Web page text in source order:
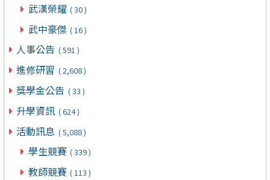
武漢榮耀 ( 30 )
武中豪傑 ( 16 )
人事公告 ( 591 )
進修研習 ( 2,608 )
獎學金公告 ( 33 )
升學資訊 ( 624 )
活動訊息 ( 5,088 )
學生競賽 ( 339 )
教師競賽 ( 113 )